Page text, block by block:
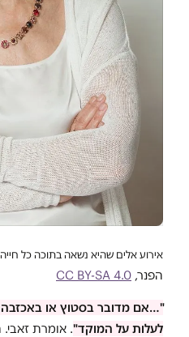
אירוע אלים שהיא נשאה בתוכה כל חייה
הפנר, CC BY-SA 4.0
"…אם מדובר בסטוץ או באכזבה
לעלות על המוקד". אומרת זאבי.